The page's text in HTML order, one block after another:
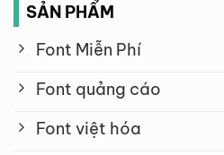
SẢN PHẨM
Font Miễn Phí
Font quảng cáo
Font việt hóa